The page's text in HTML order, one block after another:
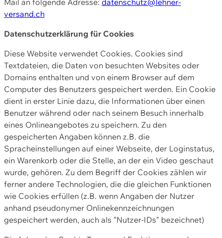
versand.ch
Datenschutzerklärung für Cookies
Diese Website verwendet Cookies. Cookies sind
Textdateien, die Daten von besuchten Websites oder
Domains enthalten und von einem Browser auf dem
Computer des Benutzers gespeichert werden. Ein Cookie
dient in erster Linie dazu, die Informationen über einen
Benutzer während oder nach seinem Besuch innerhalb
eines Onlineangebotes zu speichern. Zu den
gespeicherten Angaben können z.B. die
Spracheinstellungen auf einer Webseite, der Loginstatus,
ein Warenkorb oder die Stelle, an der ein Video geschaut
wurde, gehören. Zu dem Begriff der Cookies zählen wir
ferner andere Technologien, die die gleichen Funktionen
wie Cookies erfüllen (z.B. wenn Angaben der Nutzer
anhand pseudonymer Onlinekennzeichnungen
gespeichert werden, auch als "Nutzer-IDs" bezeichnet)